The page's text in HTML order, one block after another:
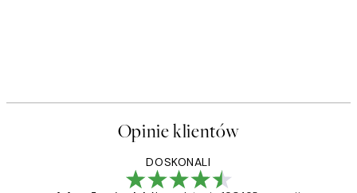
Opinie klientów
DOSKONALI